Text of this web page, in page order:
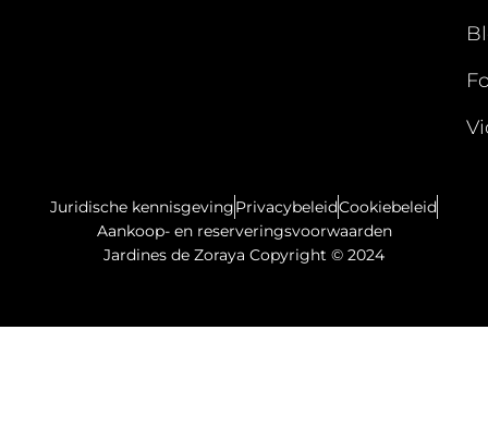
Juridische kennisgevingPrivacybeleidCookiebeleid
Aankoop- en reserveringsvoorwaarden
Jardines de Zoraya Copyright © 2024